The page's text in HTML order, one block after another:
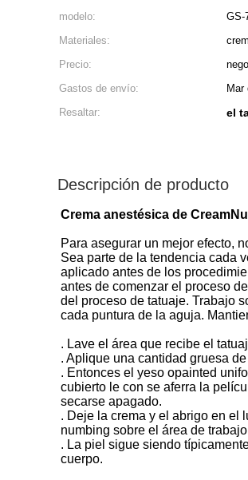
modelo: GS-
Materiales:
Precio:
Gastos de envío:
Mar
Resaltar:
el
Descripción de producto
Crema anestésica de
Para asegurar un mejor efecto,
Sea parte de la tendencia cada
aplicado antes de los
antes de comenzar el proceso
del proceso de tatuaje. Trabajo
cada puntura de la aguja.
. Lave el área que recibe el
. Aplique una cantidad gruesa
. Entonces el yeso opainted
cubierto le con se aferra la
secarse apagado.
. Deje la crema y el abrigo en el
numbing sobre el área de
. La piel sigue siendo
cuerpo.